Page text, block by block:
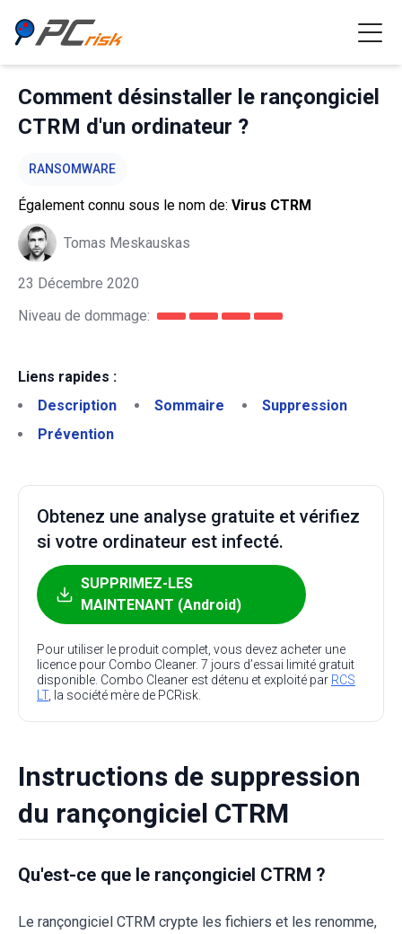
Comment désinstaller le rançongiciel
CTRM d'un ordinateur ?
RANSOMWARE
Également connu sous le nom de: Virus CTRM
Tomas Meskauskas
23 Décembre 2020
Niveau de dommage:
Liens rapides :
Description
Sommaire
Suppression
Prévention
Obtenez une analyse gratuite et vérifiez
si votre ordinateur est infecté.
SUPPRIMEZ-LES
MAINTENANT (Android)
Pour utiliser le produit complet, vous devez acheter une
licence pour Combo Cleaner. 7 jours d’essai limité gratuit
disponible. Combo Cleaner est détenu et exploité par RCS
LT, la société mère de PCRisk.
Instructions de suppression
du rançongiciel CTRM
Qu'est-ce que le rançongiciel CTRM ?
Le rançongiciel CTRM crypte les fichiers et les renomme,